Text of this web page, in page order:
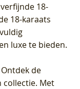
18-
18-karaats
luxe te bieden.
Ontdek de
collectie. Met